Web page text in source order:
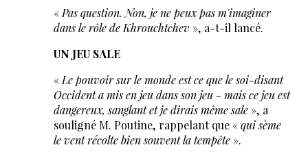
«Pas question. Non, je ne peux pas m'imaginer
dans le rôle de Khrouchtchev », a-t-il lancé.
UN JEU SALE
«Le pouvoir sur le monde est ce que le soi-disant
Occident a mis en jeu dans son jeu - mais ce jeu est
dangereux, sanglant et je dirais même sale», a
souligné M. Poutine, rappelant que «qui sème
le vent récolte bien souvent la tempête ».